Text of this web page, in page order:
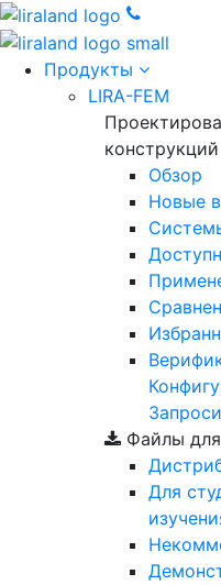
Продукты
LIRA-FEM
конструкций
Обзор
Новые
Файлы для
Для